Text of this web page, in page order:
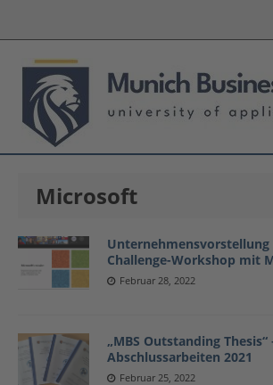
Microsoft
Unternehmensvorstellung
Challenge-Workshop mit
Februar 28, 2022
„MBS Outstanding Thesis“
Abschlussarbeiten 2021
Februar 25, 2022